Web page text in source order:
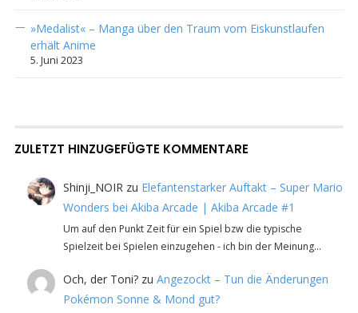
»Medalist« – Manga über den Traum vom Eiskunstlaufen
erhält Anime
5. Juni 2023
ZULETZT HINZUGEFÜGTE KOMMENTARE
Shinji_NOIR zu Elefantenstarker Auftakt – Super Mario
Wonders bei Akiba Arcade | Akiba Arcade #1
Um auf den Punkt Zeit für ein Spiel bzw die typische
Spielzeit bei Spielen einzugehen - ich bin der Meinung…
Och, der Toni? zuAngezockt – Tun die Änderungen
Pokémon Sonne & Mond gut?